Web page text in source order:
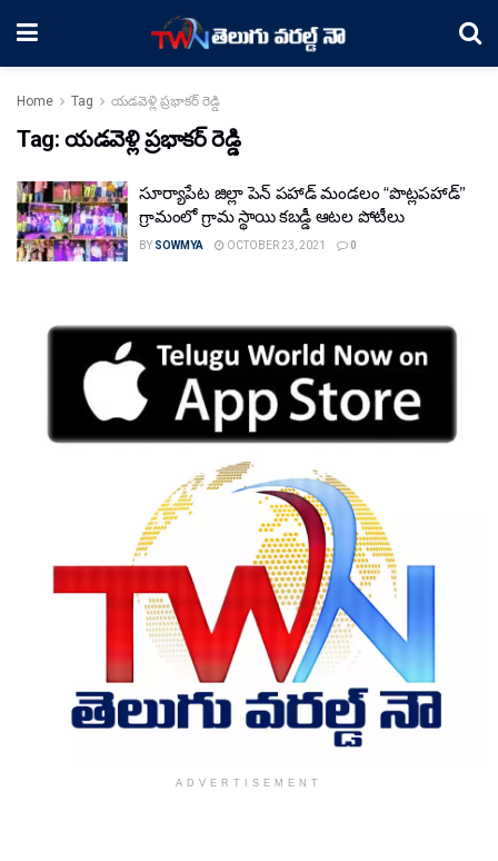
Home Tag యడవెళ్లి ప్రభాకర్ రెడ్డి
Tag: యడవెళ్లి ప్రభాకర్ రెడ్డి
సూర్యాపేట జిల్లా పెన్ పహాడ్ మండలం “పొట్లపహాడ్”
గ్రామంలో గ్రామ స్థాయి కబడ్డీ ఆటల పోటీలు
BY SOWMYA OCTOBER 23, 2021 0
ADVERTISEMENT